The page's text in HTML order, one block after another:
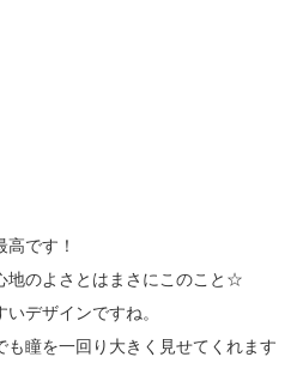
です！
地のよさとはまさにこのこと☆
デザインですね。
も瞳を一回り大きく見せてくれます